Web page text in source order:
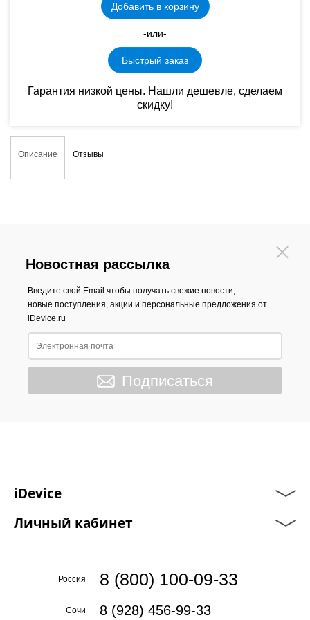
Добавить в корзину
-или-
Быстрый заказ
Гарантия низкой цены. Нашли дешевле, сделаем
скидку!
Описание Отзывы
Новостная рассылка
Введите свой Email чтобы получать свежие новости,
новые поступления, акции и персональные предложения от
iDevice.ru
Подписаться
iDevice
Личный кабинет
Россия 8 (800) 100-09-33
Сочи 8 (928) 456-99-33